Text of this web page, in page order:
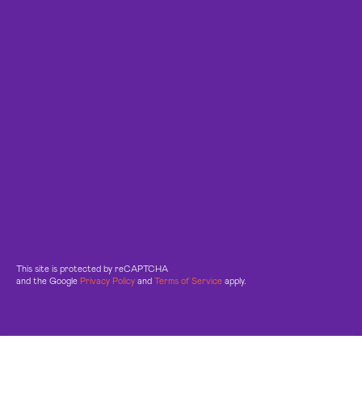
This site is protected by reCAPTCHA
and the Google Privacy Policy and Terms of Service apply.